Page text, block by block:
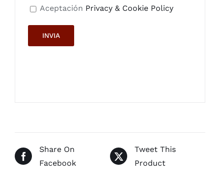
Aceptación Privacy & Cookie Policy
Share On
Facebook
Tweet This
Product